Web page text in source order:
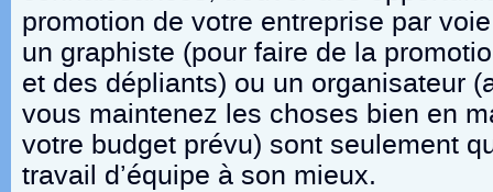
promotion de votre entreprise par
un graphiste (pour faire de la
et des dépliants) ou un organisateur
vous maintenez les choses bien en
votre budget prévu) sont seulement
travail d’équipe à son mieux.